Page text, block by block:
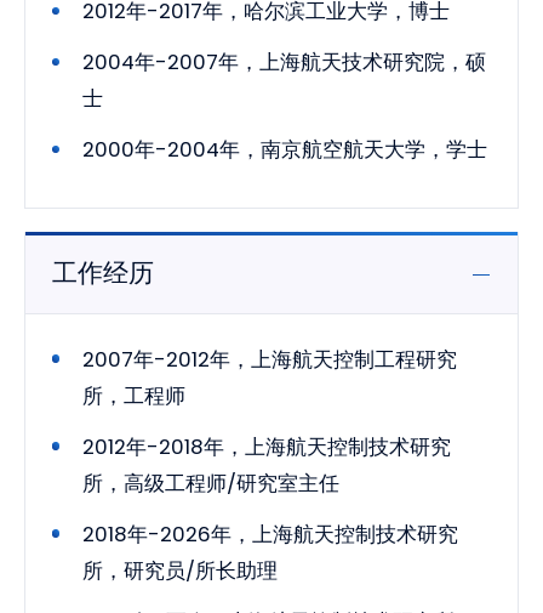
2012年-2017年，哈尔滨工业大学，博士
2004年-2007年，上海航天技术研究院，硕
士
2000年-2004年，南京航空航天大学，学士
工作经历
2007年-2012年，上海航天控制工程研究
所，工程师
2012年-2018年，上海航天控制技术研究
所，高级工程师/研究室主任
2018年-2026年，上海航天控制技术研究
所，研究员/所长助理